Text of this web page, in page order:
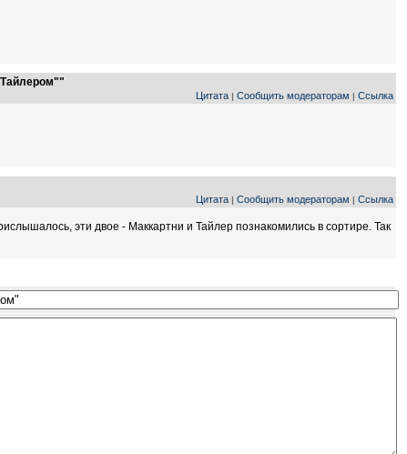
Цитата | Сообщить модераторам | Ссылка
Цитата | Сообщить модераторам | Ссылка
эти двое - Маккартни и Тайлер познакомились в сортире. Так